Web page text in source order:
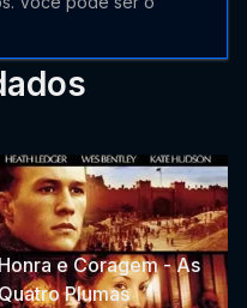
Honra e Coragem - As
Quatro Plumas